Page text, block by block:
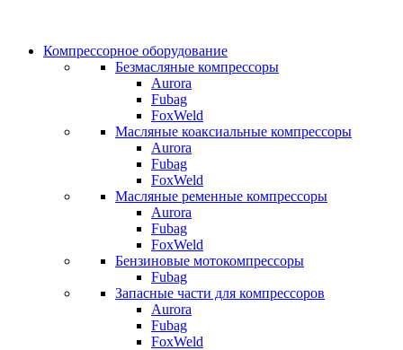
Компрессорное оборудование
Безмасляные компрессоры
Aurora
Fubag
FoxWeld
Масляные коаксиальные компрессоры
Aurora
Fubag
FoxWeld
Масляные ременные компрессоры
Aurora
Fubag
FoxWeld
Бензиновые мотокомпрессоры
Fubag
Запасные части для компрессоров
Aurora
Fubag
FoxWeld